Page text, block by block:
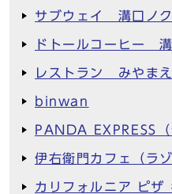
サブウェイ 溝口ノ
ドトールコーヒー
レストラン みやまえ
binwan
PANDA EXPRESS（
伊右衛門カフェ（ラ
カリフォルニア ピザ